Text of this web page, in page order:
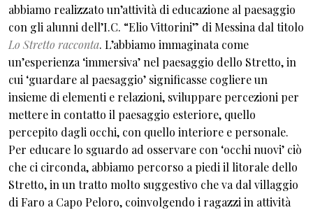
abbiamo realizzato un’attività di educazione al paesaggio
con gli alunni dell’I.C. “Elio Vittorini” di Messina dal titolo
Lo Stretto racconta. L’abbiamo immaginata come
un’esperienza ‘immersiva’ nel paesaggio dello Stretto, in
cui ‘guardare al paesaggio’ significasse cogliere un
insieme di elementi e relazioni, sviluppare percezioni per
mettere in contatto il paesaggio esteriore, quello
percepito dagli occhi, con quello interiore e personale.
Per educare lo sguardo ad osservare con ‘occhi nuovi’ ciò
che ci circonda, abbiamo percorso a piedi il litorale dello
Stretto, in un tratto molto suggestivo che va dal villaggio
di Faro a Capo Peloro, coinvolgendo i ragazzi in attività